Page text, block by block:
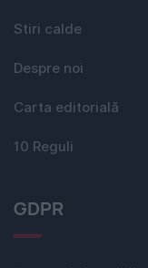
Stiri calde
Despre noi
Carta editorială
10 Reguli
GDPR